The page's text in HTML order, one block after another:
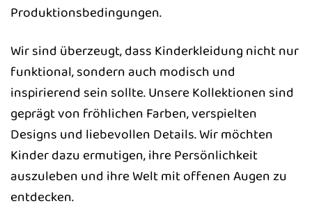
Produktionsbedingungen.
Wir sind überzeugt, dass Kinderkleidung nicht nur
funktional, sondern auch modisch und
inspirierend sein sollte. Unsere Kollektionen sind
geprägt von fröhlichen Farben, verspielten
Designs und liebevollen Details. Wir möchten
Kinder dazu ermutigen, ihre Persönlichkeit
auszuleben und ihre Welt mit offenen Augen zu
entdecken.